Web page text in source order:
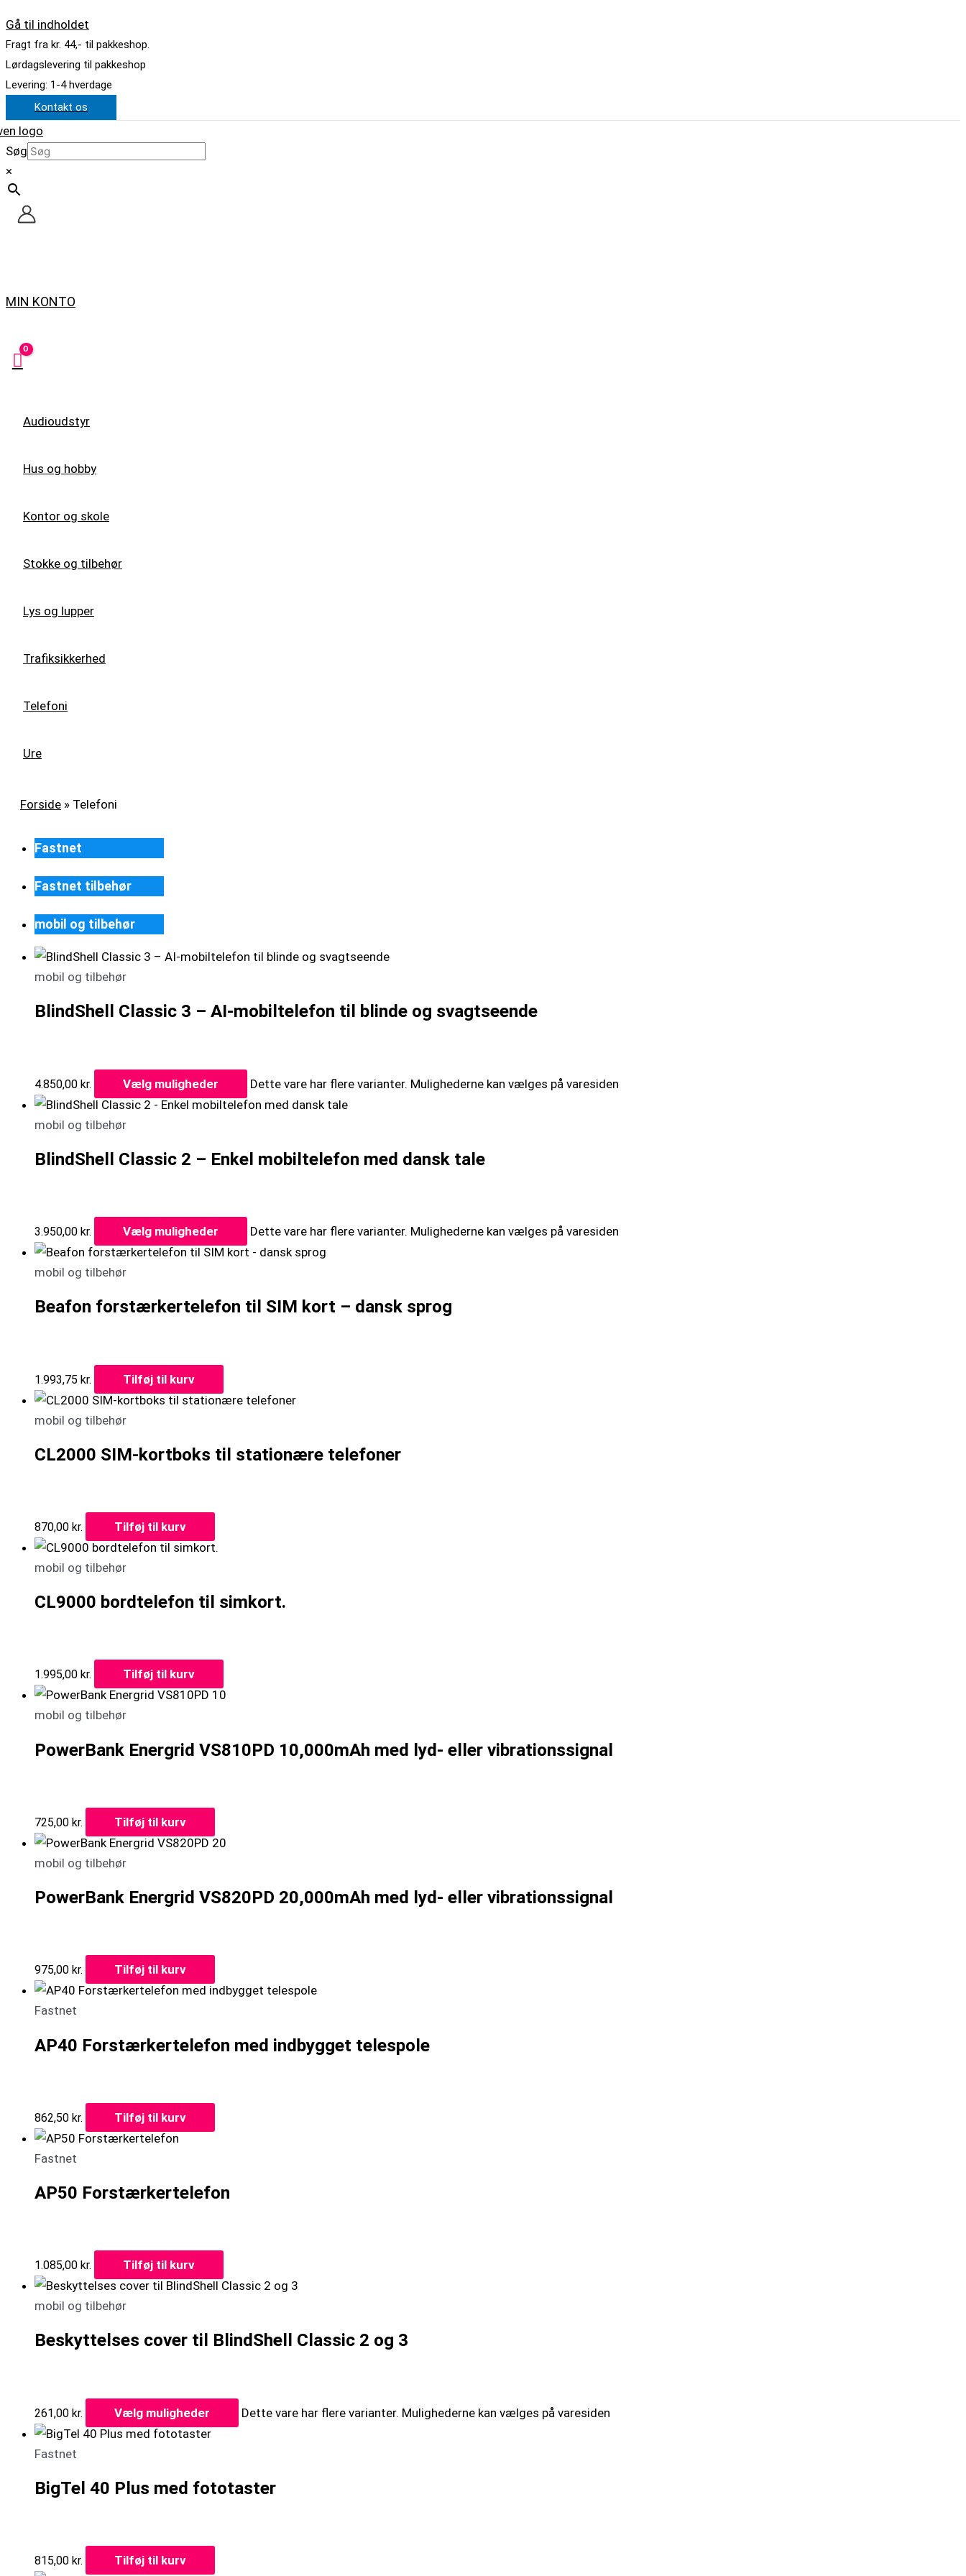
Gå til indholdet
Fragt fra kr. 44,- til pakkeshop.
Lørdagslevering til pakkeshop
Levering: 1-4 hverdage
Kontakt os
Søg
×
MIN KONTO
Audioudstyr
Hus og hobby
Kontor og skole
Stokke og tilbehør
Lys og lupper
Trafiksikkerhed
Telefoni
Ure
Forside » Telefoni
Fastnet
Fastnet tilbehør
mobil og tilbehør
mobil og tilbehør
BlindShell Classic 3 – AI-mobiltelefon til blinde og svagtseende
4.850,00 kr. Vælg muligheder Dette vare har flere varianter. Mulighederne kan vælges på varesiden
mobil og tilbehør
BlindShell Classic 2 – Enkel mobiltelefon med dansk tale
3.950,00 kr. Vælg muligheder Dette vare har flere varianter. Mulighederne kan vælges på varesiden
mobil og tilbehør
Beafon forstærkertelefon til SIM kort – dansk sprog
1.993,75 kr. Tilføj til kurv
mobil og tilbehør
CL2000 SIM-kortboks til stationære telefoner
870,00 kr. Tilføj til kurv
mobil og tilbehør
CL9000 bordtelefon til simkort.
1.995,00 kr. Tilføj til kurv
mobil og tilbehør
PowerBank Energrid VS810PD 10,000mAh med lyd- eller vibrationssignal
725,00 kr. Tilføj til kurv
mobil og tilbehør
PowerBank Energrid VS820PD 20,000mAh med lyd- eller vibrationssignal
975,00 kr. Tilføj til kurv
Fastnet
AP40 Forstærkertelefon med indbygget telespole
862,50 kr. Tilføj til kurv
Fastnet
AP50 Forstærkertelefon
1.085,00 kr. Tilføj til kurv
mobil og tilbehør
Beskyttelses cover til BlindShell Classic 2 og 3
261,00 kr. Vælg muligheder Dette vare har flere varianter. Mulighederne kan vælges på varesiden
Fastnet
BigTel 40 Plus med fototaster
815,00 kr. Tilføj til kurv